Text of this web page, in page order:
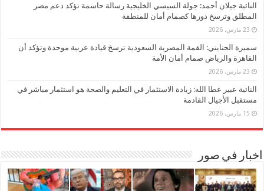
النائبة جيلان أحمد: جولة السيسي الخليجية رسالة حاسمة تؤكد دعم مصر
المطلق وترسخ دورها كصمام أمان للمنطقة
23 مارس، 2026
سميرة الجنايني: القمة المصرية السعودية ترسخ قيادة عربية موحدة وتؤكد أن
القاهرة والرياض صمام أمان الأمة
23 مارس، 2026
النائبة عبير عطا الله: زيادة الاستثمار في التعليم والصحة هو استثمار مباشر في
مستقبل الأجيال القادمة
15 مارس، 2026
اخبار في صور